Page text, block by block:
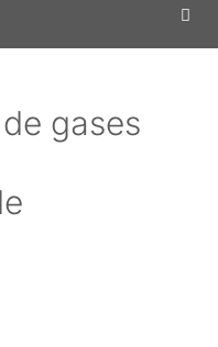
gases